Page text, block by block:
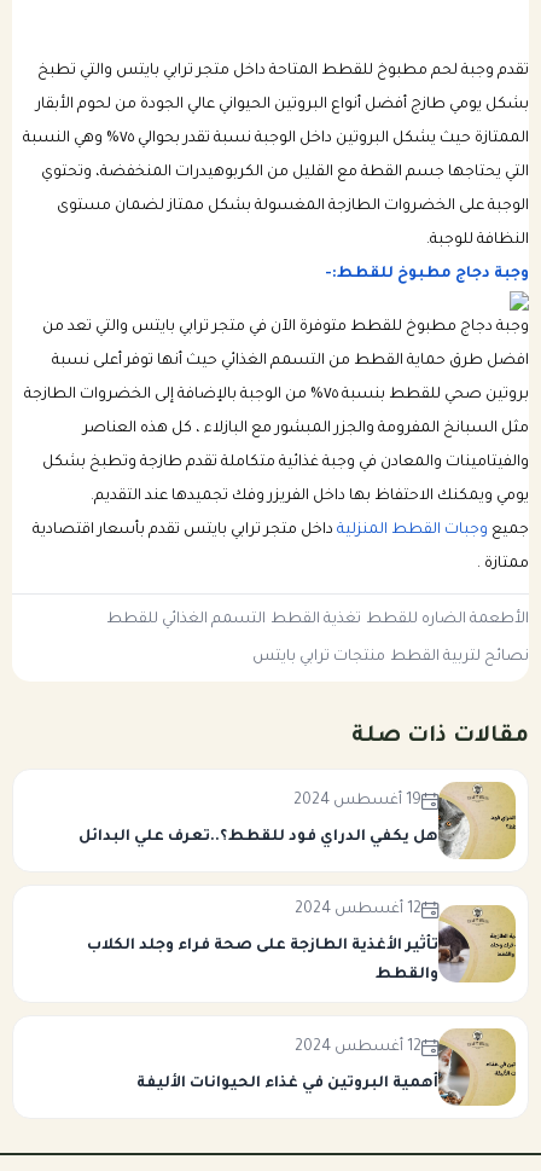
تقدم وجبة لحم مطبوخ للقطط المتاحة داخل متجر ترابي بايتس والتي تطبخ
بشكل يومي طازج أفضل أنواع البروتين الحيواني عالي الجودة من لحوم الأبقار
الممتازة حيث يشكل البروتين داخل الوجبة نسبة تقدر بحوالي ٧٥% وهي النسبة
التي يحتاجها جسم القطة مع القليل من الكربوهيدرات المنخفضة، وتحتوي
الوجبة على الخضروات الطازجة المغسولة بشكل ممتاز لضمان مستوى
النظافة للوجبة.
وجبة دجاج مطبوخ للقطط:-
وجبة دجاج مطبوخ للقطط متوفرة الآن في متجر ترابي بايتس والتي تعد من
افضل طرق حماية القطط من التسمم الغذائي حيث أنها توفر أعلى نسبة
بروتين صحي للقطط بنسبة ٧٥% من الوجبة بالإضافة إلى الخضروات الطازجة
مثل السبانخ المفرومة والجزر المبشور مع البازلاء ، كل هذه العناصر
والفيتامينات والمعادن في وجبة غذائية متكاملة تقدم طازجة وتطبخ بشكل
يومي ويمكنك الاحتفاظ بها داخل الفريزر وفك تجميدها عند التقديم.
جميعوجبات القطط المنزليةداخل متجر ترابي بايتس تقدم بأسعار اقتصادية
ممتازة .
الأطعمة الضاره للقطط تغذية القطط التسمم الغذائي للقطط
نصائح لتربية القطط منتجات ترابي بايتس
مقالات ذات صلة
19 أغسطس 2024
هل يكفي الدراي فود للقطط؟..تعرف علي البدائل
12 أغسطس 2024
تأثير الأغذية الطازجة على صحة فراء وجلد الكلاب
والقطط
12 أغسطس 2024
أهمية البروتين في غذاء الحيوانات الأليفة